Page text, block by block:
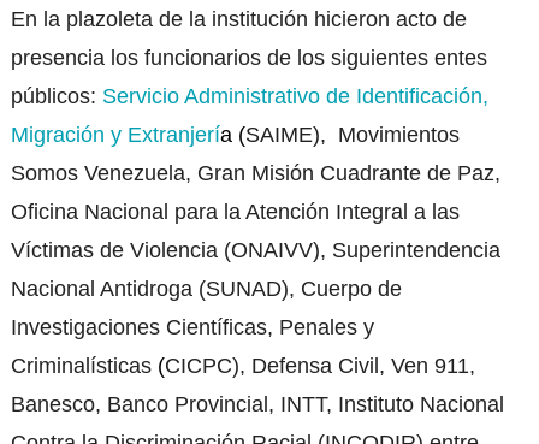
En la plazoleta de la institución hicieron acto de
presencia los funcionarios de los siguientes entes
públicos: Servicio Administrativo de Identificación,
Migración y Extranjería (SAIME), Movimientos
Somos Venezuela, Gran Misión Cuadrante de Paz,
Oficina Nacional para la Atención Integral a las
Víctimas de Violencia (ONAIVV), Superintendencia
Nacional Antidroga (SUNAD), Cuerpo de
Investigaciones Científicas, Penales y
Criminalísticas (CICPC), Defensa Civil, Ven 911,
Banesco, Banco Provincial, INTT, Instituto Nacional